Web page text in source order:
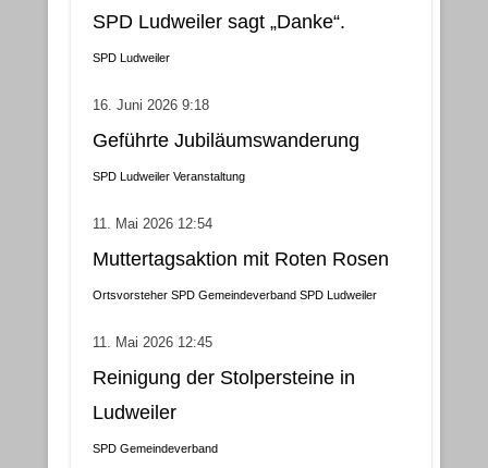
SPD Ludweiler sagt „Danke“.
SPD Ludweiler
16. Juni 2026 9:18
Geführte Jubiläumswanderung
SPD Ludweiler Veranstaltung
11. Mai 2026 12:54
Muttertagsaktion mit Roten Rosen
Ortsvorsteher SPD Gemeindeverband SPD Ludweiler
11. Mai 2026 12:45
Reinigung der Stolpersteine in
Ludweiler
SPD Gemeindeverband